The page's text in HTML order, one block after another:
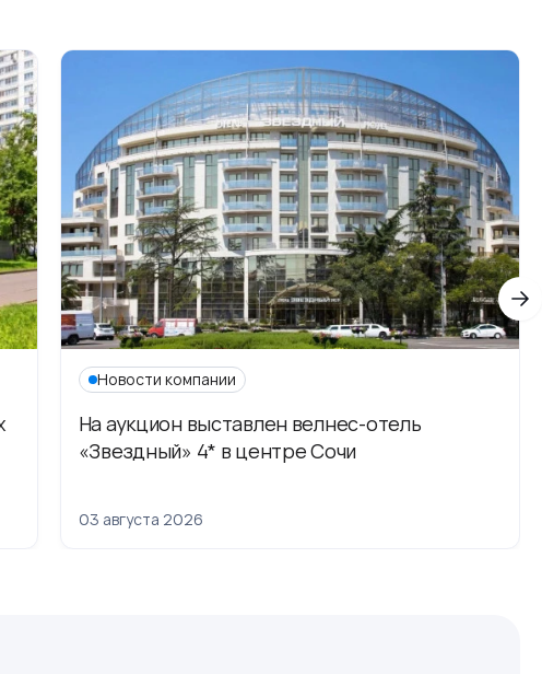
Новости компании
На аукцион выставлен велнес-отель
«Звездный» 4* в центре Сочи
03 августа 2026